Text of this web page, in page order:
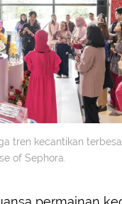
tren kecantikan
of Sephora.